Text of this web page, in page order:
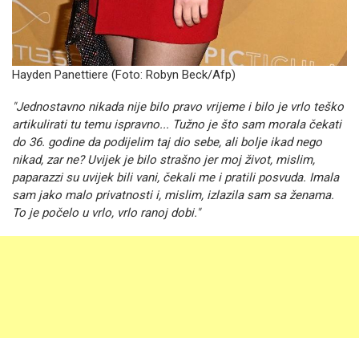
Hayden Panettiere (Foto: Robyn Beck/Afp)
"Jednostavno nikada nije bilo pravo vrijeme i bilo je vrlo teško
artikulirati tu temu ispravno... Tužno je što sam morala čekati
do 36. godine da podijelim taj dio sebe, ali bolje ikad nego
nikad, zar ne? Uvijek je bilo strašno jer moj život, mislim,
paparazzi su uvijek bili vani, čekali me i pratili posvuda. Imala
sam jako malo privatnosti i, mislim, izlazila sam sa ženama.
To je počelo u vrlo, vrlo ranoj dobi."